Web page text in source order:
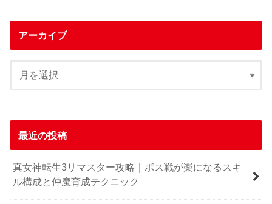
アーカイブ
最近の投稿
真女神転生3リマスター攻略｜ボス戦が楽になるスキ
ル構成と仲魔育成テクニック